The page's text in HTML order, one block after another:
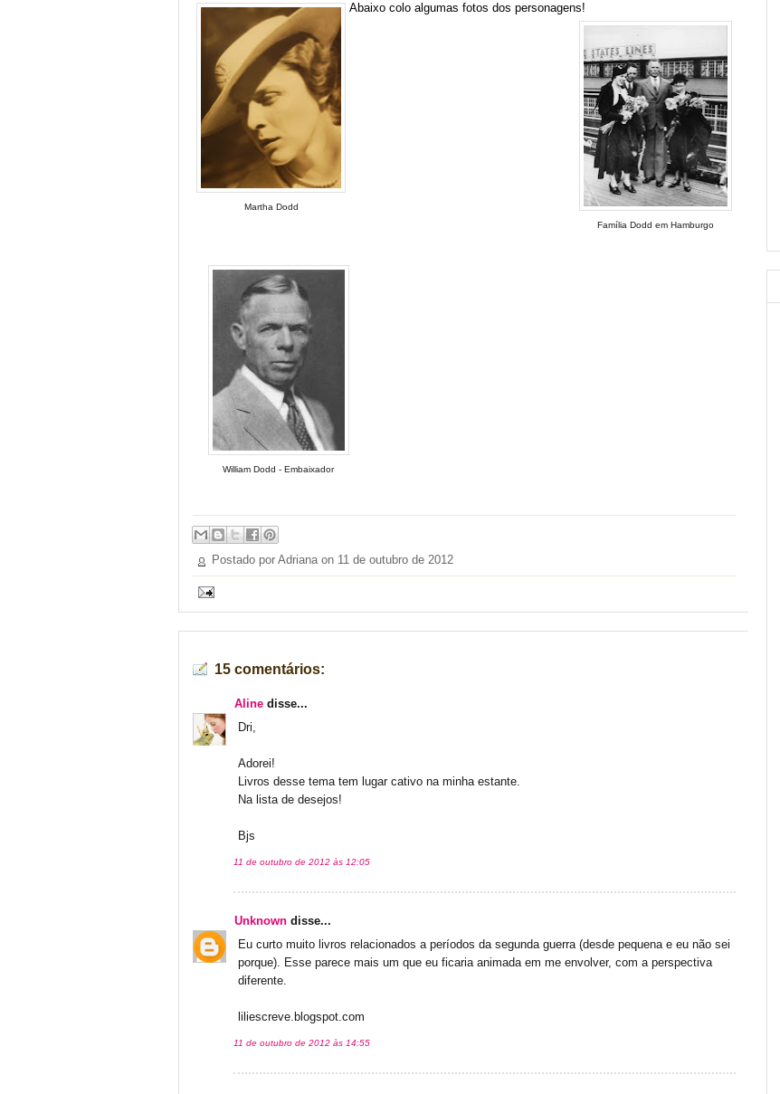
Abaixo colo algumas fotos dos personagens!
Martha Dodd
Família Dodd em Hamburgo
William Dodd - Embaixador
Postado por Adriana on 11 de outubro de 2012
15 comentários:
Aline disse...
Dri,
Adorei!
Livros desse tema tem lugar cativo na minha estante.
Na lista de desejos!
Bjs
11 de outubro de 2012 às 12:05
Unknown disse...
Eu curto muito livros relacionados a períodos da segunda guerra (desde pequena e eu não sei
porque). Esse parece mais um que eu ficaria animada em me envolver, com a perspectiva
diferente.
liliescreve.blogspot.com
11 de outubro de 2012 às 14:55